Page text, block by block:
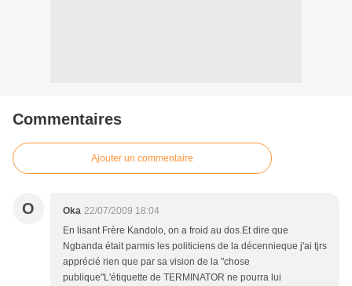
Commentaires
Ajouter un commentaire
O Oka 22/07/2009 18:04
En lisant Frère Kandolo, on a froid au dos.Et dire que
Ngbanda était parmis les politiciens de la décennieque j'ai tjrs
apprécié rien que par sa vision de la "chose
publique"L'étiquette de TERMINATOR ne pourra lui